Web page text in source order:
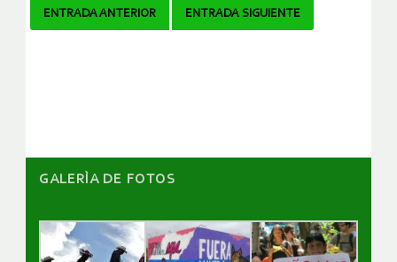
Navegador
ENTRADA ANTERIOR ENTRADA SIGUIENTE
GALERÌA DE FOTOS